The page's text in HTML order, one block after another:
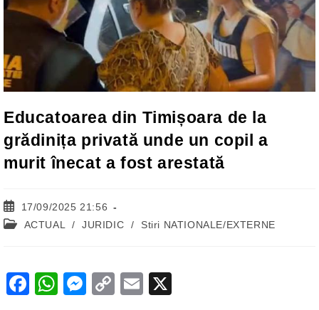
Educatoarea din Timișoara de la
grădinița privată unde un copil a
murit înecat a fost arestată
Post
published:
17/09/2025 21:56
Post ACTUAL / JURIDIC / Stiri NATIONALE/EXTERNE
F
W
M
C
E